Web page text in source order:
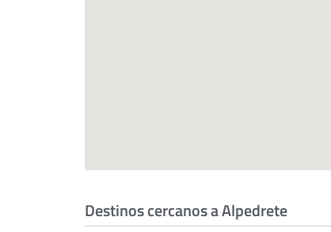
Destinos cercanos a Alpedrete